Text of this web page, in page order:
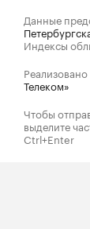
Данные
Индексы
Телеком»
Чтобы
выделите
Ctrl+Enter